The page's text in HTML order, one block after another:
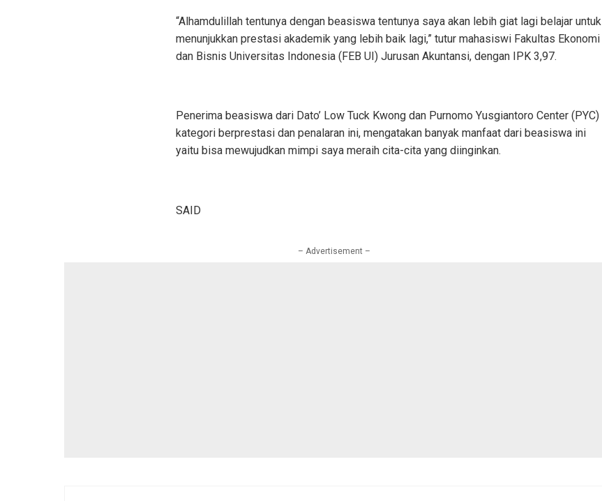
“Alhamdulillah tentunya dengan beasiswa tentunya saya akan lebih giat lagi belajar untuk
menunjukkan prestasi akademik yang lebih baik lagi,” tutur mahasiswi Fakultas Ekonomi
dan Bisnis Universitas Indonesia (FEB UI) Jurusan Akuntansi, dengan IPK 3,97.
Penerima beasiswa dari Dato’ Low Tuck Kwong dan Purnomo Yusgiantoro Center (PYC)
kategori berprestasi dan penalaran ini, mengatakan banyak manfaat dari beasiswa ini
yaitu bisa mewujudkan mimpi saya meraih cita-cita yang diinginkan.
SAID
– Advertisement –